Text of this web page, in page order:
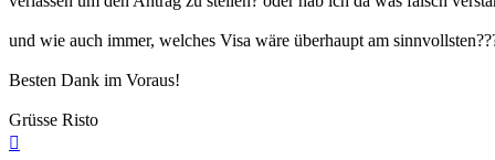
und wie auch immer, welches Visa wäre überhaupt am
Besten Dank im Voraus!
Grüsse Risto